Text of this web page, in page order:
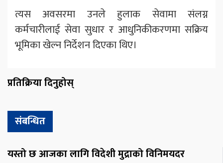
त्यस अवसरमा उनले हुलाक सेवामा संलग्न
कर्मचारीलाई सेवा सुधार र आधुनिकीकरणमा सक्रिय
भूमिका खेल्न निर्देशन दिएका थिए।
प्रतिक्रिया दिनुहोस्
संबन्धित
यस्तो छ आजका लागि विदेशी मुद्राको विनिमयदर